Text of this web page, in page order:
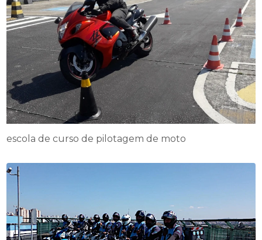
escola de curso de pilotagem de moto